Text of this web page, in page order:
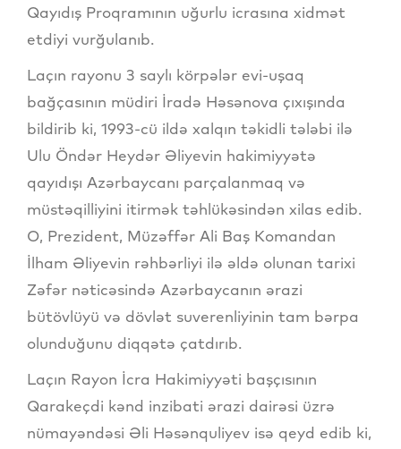
Qayıdış Proqramının uğurlu icrasına xidmət
etdiyi vurğulanıb.
Laçın rayonu 3 saylı körpələr evi-uşaq
bağçasının müdiri İradə Həsənova çıxışında
bildirib ki, 1993-cü ildə xalqın təkidli tələbi ilə
Ulu Öndər Heydər Əliyevin hakimiyyətə
qayıdışı Azərbaycanı parçalanmaq və
müstəqilliyini itirmək təhlükəsindən xilas edib.
O, Prezident, Müzəffər Ali Baş Komandan
İlham Əliyevin rəhbərliyi ilə əldə olunan tarixi
Zəfər nəticəsində Azərbaycanın ərazi
bütövlüyü və dövlət suverenliyinin tam bərpa
olunduğunu diqqətə çatdırıb.
Laçın Rayon İcra Hakimiyyəti başçısının
Qarakeçdi kənd inzibati ərazi dairəsi üzrə
nümayəndəsi Əli Həsənquliyev isə qeyd edib ki,